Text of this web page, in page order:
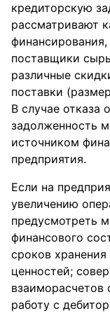
кредиторскую
рассматривают
финансирования,
поставщики
различные
поставки
В случае отказа
задолженность
источником
предприятия.
Если на
увеличению
предусмотреть
финансового
сроков
ценностей;
взаиморасчетов
работу с